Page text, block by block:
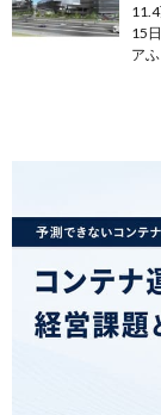
15
ア